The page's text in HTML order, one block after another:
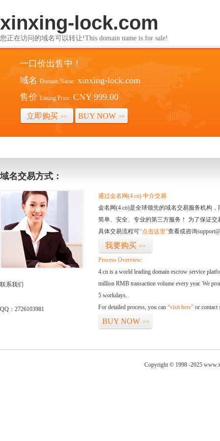
xinxing-lock.com
您正在访问的域名可以转让!This domain name is for sale!
一口价出售中！
域名 Domain Name: xinxing-lock.com
售价 Listing Price: CNY 999.00
立即购买 >> BUY NOW >>
域名交易方式：
联系我们
QQ：2726103981
通过金名网(4.cn) 中介交易
金名网(4.cn)是全球领先的域名交易服务机构
简单、安全、专业的第三方服务！ 为了保证
具体交易流程可“点击这里”查看或咨询
我要购买 >>
Process Overview:
4.cn is a world leading domain escrow service
million RMB transaction volume every year. We
5 workdays.
For detailed process, you can “visit here” or contact
BUY NOW >>
Copyright © 1998 -2025